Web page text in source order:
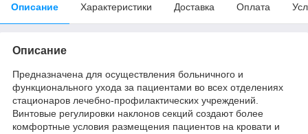
Описание Характеристики Доставка Оплата
Описание
Предназначена для осуществления больничного и
функционального ухода за пациентами во всех отделениях
стационаров лечебно-профилактических учреждений.
Винтовые регулировки наклонов секций создают более
комфортные условия размещения пациентов на кровати и